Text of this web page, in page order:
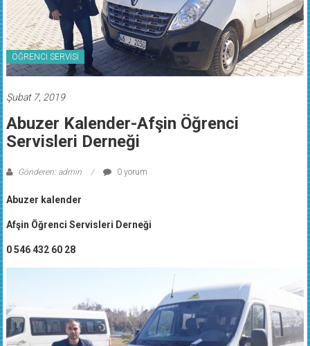
ÖĞRENCİ SERVİSİ
Şubat 7, 2019
Abuzer Kalender-Afşin Öğrenci
Servisleri Derneği
Gönderen: admin 0 yorum
Abuzer kalender
Afşin Öğrenci Servisleri Derneği
0 546 432 60 28